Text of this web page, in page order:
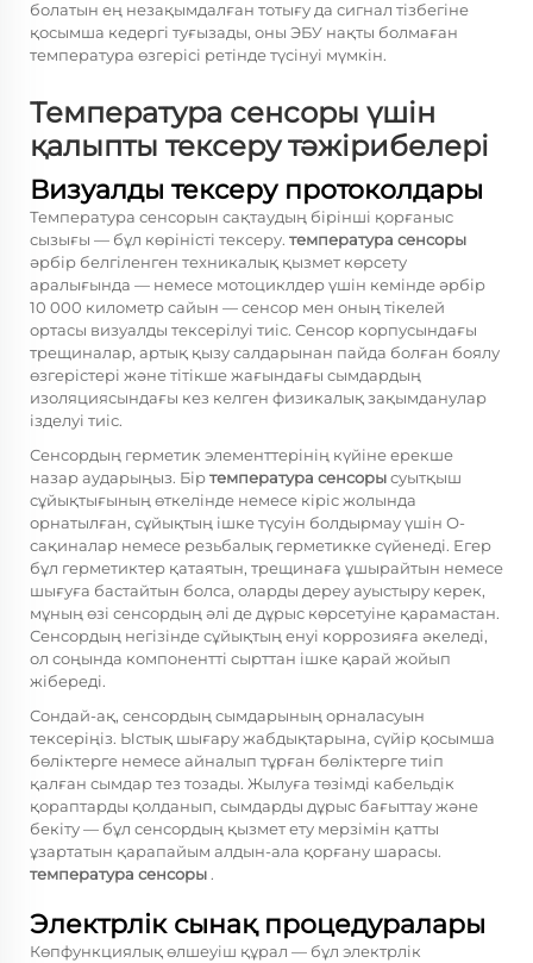
болатын ең незақымдалған тотығу да сигнал тізбегіне
қосымша кедергі туғызады, оны ЭБУ нақты болмаған
температура өзгерісі ретінде түсінуі мүмкін.
Температура сенсоры үшін
қалыпты тексеру тәжірибелері
Визуалды тексеру протоколдары
Температура сенсорын сақтаудың бірінші қорғаныс
сызығы — бұл көріністі тексеру. температура сенсоры
әрбір белгіленген техникалық қызмет көрсету
аралығында — немесе мотоциклдер үшін кемінде әрбір
10 000 километр сайын — сенсор мен оның тікелей
ортасы визуалды тексерілуі тиіс. Сенсор корпусындағы
трещиналар, артық қызу салдарынан пайда болған боялу
өзгерістері және тітікше жағындағы сымдардың
изоляциясындағы кез келген физикалық зақымданулар
ізделуі тиіс.
Сенсордың герметик элементтерінің күйіне ерекше
назар аударыңыз. Біртемпература сенсорысуытқыш
сұйықтығының өткелінде немесе кіріс жолында
орнатылған, сұйықтың ішке түсуін болдырмау үшін О-
сақиналар немесе резьбалық герметикке сүйенеді. Егер
бұл герметиктер қатаятын, трещинаға ұшырайтын немесе
шығуға бастайтын болса, оларды дереу ауыстыру керек,
мұның өзі сенсордың әлі де дұрыс көрсетуіне қарамастан.
Сенсордың негізінде сұйықтың енуі коррозияға әкеледі,
ол соңында компонентті сырттан ішке қарай жойып
жібереді.
Сондай-ақ, сенсордың сымдарының орналасуын
тексеріңіз. Ыстық шығару жабдықтарына, сүйір қосымша
бөліктерге немесе айналып тұрған бөліктерге тиіп
қалған сымдар тез тозады. Жылуға төзімді кабельдік
қораптарды қолданып, сымдарды дұрыс бағыттау және
бекіту — бұл сенсордың қызмет ету мерзімін қатты
ұзартатын қарапайым алдын-ала қорғану шарасы.
температура сенсоры .
Электрлік сынақ процедуралары
Көпфункциялық өлшеуіш құрал — бұл электрлік